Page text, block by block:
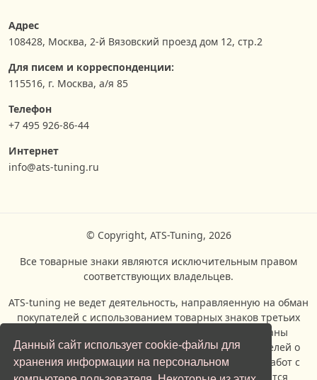
Данный сайт использует cookie-файлы для
хранения информации на персональном
Адрес
108428, Москва, 2-й Вязовский проезд дом 12, стр.2
Для писем и корреспонденции:
115516, г. Москва, а/я 85
Телефон
+7 495 926-86-44
Интернет
info@ats-tuning.ru
© Copyright, ATS-Tuning, 2026
Все товарные знаки являются исключительным правом
соответствующих владельцев.
ATS-tuning не ведет деятельность, направляенную на обман
покупателей с использованием товарных знаков третьих
сторон.Все логотипы всех торговых марок показаны
исключительно с целью информирования посетителей о
возможности проведения ремонтых и сервисных работ с
автомобилями, производителями которых являются